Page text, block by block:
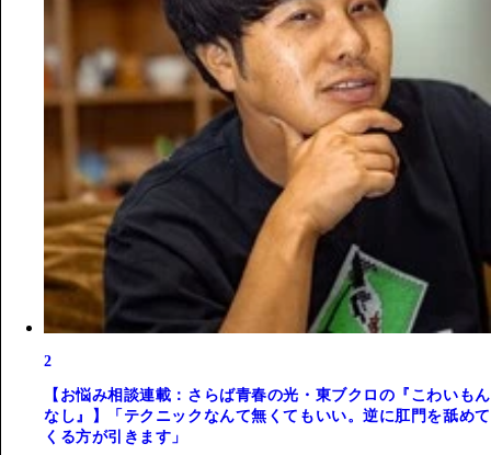
2
【お悩み相談連載：さらば青春の光・東ブクロの『こわいもん
なし』】「テクニックなんて無くてもいい。逆に肛門を舐めて
くる方が引きます」